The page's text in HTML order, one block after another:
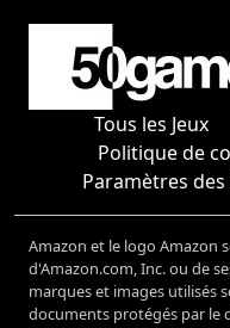
Tous les Jeux
Politique de
Paramètres des
Amazon et le logo Amazon
d'Amazon.com, Inc. ou de
marques et images utilisés
documents protégés par le